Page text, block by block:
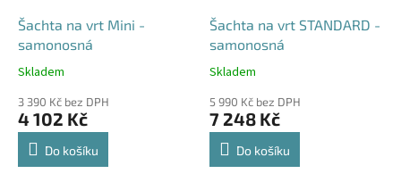
Šachta na vrt Mini -
samonosná
Průměrné
produktu
je
4,4
Skladem
3 390 Kč bez DPH
4 102 Kč
Do košíku
Šachta na vrt STANDARD -
samonosná
Průměrné
produktu
je
4,3
Skladem
5 990 Kč bez DPH
7 248 Kč
Do košíku